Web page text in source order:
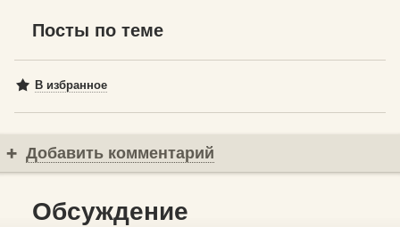
Посты по теме
В избранное
Добавить комментарий
Обсуждение